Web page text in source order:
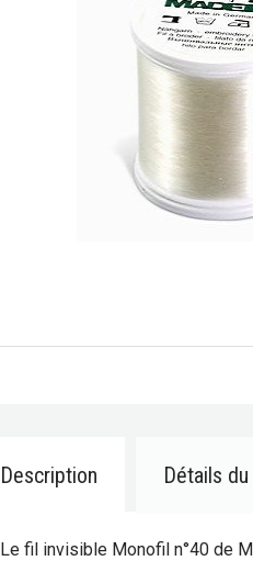
Description Détails
Le fil invisible Monofil n°40 de